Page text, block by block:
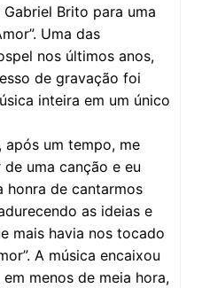
Brito para uma
Uma das
nos últimos anos,
de gravação foi
inteira em um único
após um tempo, me
uma canção e eu
honra de cantarmos
as ideias e
mais havia nos tocado
A música encaixou
menos de meia hora,